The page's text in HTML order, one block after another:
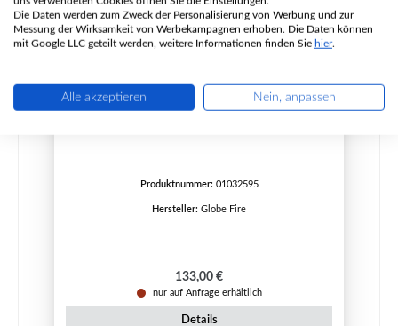
Globe Fire Neptune Rückwandplatte rechts
Produktnummer: 01032595
Hersteller: Globe Fire
Regulärer Preis:
133,00 €
nur auf Anfrage erhältlich
Details
Die Daten werden zum Zweck der Personalisierung von Werbung und zur
Messung der Wirksamkeit von Werbekampagnen erhoben. Die Daten können
mit Google LLC geteilt werden, weitere Informationen finden Sie hier.
Alle akzeptieren Nein, anpassen